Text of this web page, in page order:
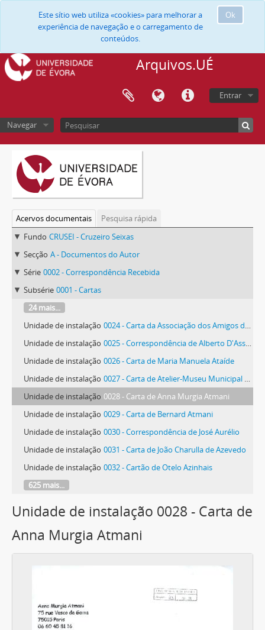
Ok
Este sítio web utiliza «cookies» para melhorar a
experiência de navegação e o carregamento de
conteúdos.
Arquivos.UÉ
Entrar
Navegar
Acervos documentais
Pesquisa rápida
Fundo CRUSEI - Cruzeiro Seixas
Secção A - Documentos do Autor
Série 0002 - Correspondência Recebida
Subsérie 0001 - Cartas
24 mais...
Unidade de instalação 0024 - Carta da Associação dos Amigos de Ferreira de Castro
Unidade de instalação 0025 - Correspondência de Alberto D'Assumpção
Unidade de instalação 0026 - Carta de Maria Manuela Ataíde
Unidade de instalação 0027 - Carta de Atelier-Museu Municipal António Duarte
Unidade de instalação 0028 - Carta de Anna Murgia Atmani
Unidade de instalação 0029 - Carta de Bernard Atmani
Unidade de instalação 0030 - Correspondência de José Aurélio
Unidade de instalação 0031 - Carta de João Charulla de Azevedo
Unidade de instalação 0032 - Cartão de Otelo Azinhais
625 mais...
Unidade de instalação 0028 - Carta de
Anna Murgia Atmani